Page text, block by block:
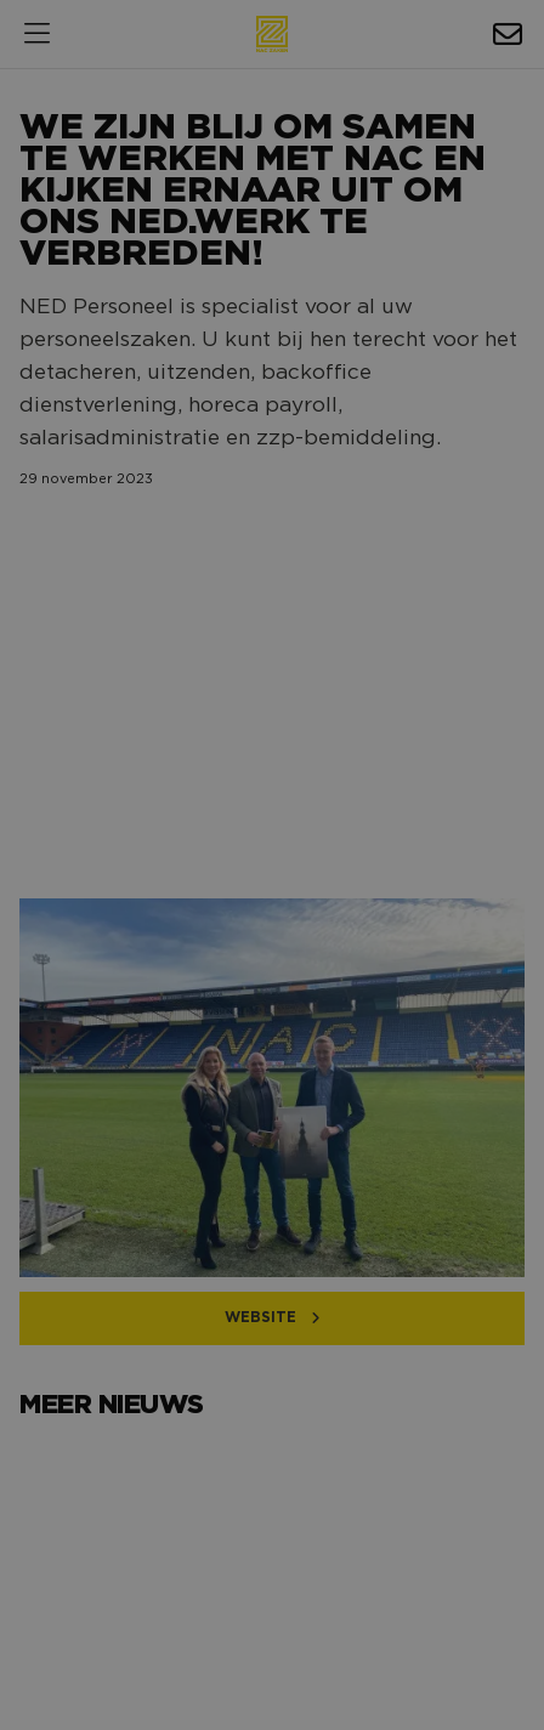
EXPOSURE
NIEUWS
AGENDA
NAC ZAKELIJK
FOTO'S & VIDEO'S
WE ZIJN BLIJ OM SAMEN
TE WERKEN MET NAC EN
KIJKEN ERNAAR UIT OM
ONS NED.WERK TE
VERBREDEN!
NED Personeel is specialist voor al uw
personeelszaken. U kunt bij hen terecht voor het
detacheren, uitzenden, backoffice
dienstverlening, horeca payroll,
salarisadministratie en zzp-bemiddeling.
29 november 2023
Over
Daarnaast ondersteunen ze u graag met de werving en
selectie van personeel en ARBO. Ze zijn onder andere
actief in de agro, horeca, industrie, bouw en infra,
transport en logistieke sector en kunnen u ook
ondersteunen binnen andere branches. Van oudsher zijn ze
actief in de regio Zundert maar inmiddels bedienen zij
relaties in West-Brabant, Zeeland en Zuid-Holland. Door
hun brede kennis op het gebied van personeelsdiensten is
geen vraag hen te gek. Ze helpen u graag verder!
WEBSITE
MEER NIEUWS